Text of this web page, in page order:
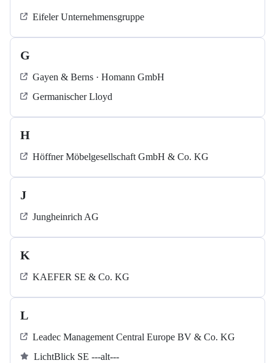
Eifeler Unternehmensgruppe
G
Gayen & Berns · Homann GmbH
Germanischer Lloyd
H
Höffner Möbelgesellschaft GmbH & Co. KG
J
Jungheinrich AG
K
KAEFER SE & Co. KG
L
Leadec Management Central Europe BV & Co. KG
LichtBlick SE ---alt---